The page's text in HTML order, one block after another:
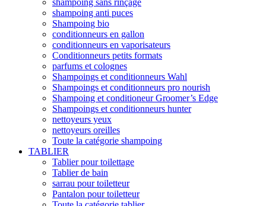
shampoing sans rinçage
shampoing anti puces
Shampoing bio
conditionneurs en gallon
conditionneurs en vaporisateurs
Conditionneurs petits formats
parfums et colognes
Shampoings et conditionneurs Wahl
Shampoings et conditionneurs pro nourish
Shampoing et conditioneur Groomer’s Edge
Shampoings et conditionneurs hunter
nettoyeurs yeux
nettoyeurs oreilles
Toute la catégorie shampoing
TABLIER
Tablier pour toilettage
Tablier de bain
sarrau pour toiletteur
Pantalon pour toiletteur